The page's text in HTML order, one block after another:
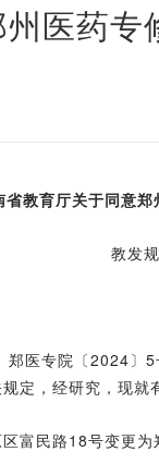
医药
省教育厅关于同意
教发
医专院〔2024〕
定，经研究，现就
富民路18号变更